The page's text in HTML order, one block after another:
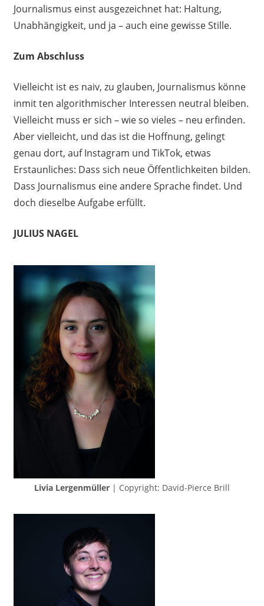
Journalismus einst ausgezeichnet hat: Haltung,
Unabhängigkeit, und ja – auch eine gewisse Stille.
Zum Abschluss
Vielleicht ist es naiv, zu glauben, Journalismus könne
inmit ten algorithmischer Interessen neutral bleiben.
Vielleicht muss er sich – wie so vieles – neu erfinden.
Aber vielleicht, und das ist die Hoffnung, gelingt
genau dort, auf Instagram und TikTok, etwas
Erstaunliches: Dass sich neue Öffentlichkeiten bilden.
Dass Journalismus eine andere Sprache findet. Und
doch dieselbe Aufgabe erfüllt.
JULIUS NAGEL
Livia Lergenmüller | Copyright: David-Pierce Brill